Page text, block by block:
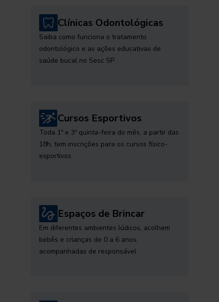
Clínicas Odontológicas
Saiba como funciona o tratamento
odontológico e as ações educativas de
saúde bucal no Sesc SP
Cursos Esportivos
Toda 1ª e 3ª quinta-feira do mês, a partir das
18h, tem inscrições para os cursos físico-
esportivos
Espaços de Brincar
Em diferentes ambientes lúdicos, acolhem
bebês e crianças de 0 a 6 anos,
acompanhadas de responsável